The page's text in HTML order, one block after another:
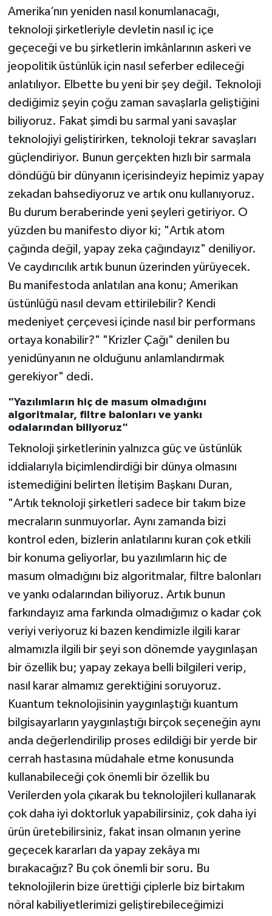
Amerika’nın yeniden nasıl konumlanacağı,
teknoloji şirketleriyle devletin nasıl iç içe
geçeceği ve bu şirketlerin imkânlarının askeri ve
jeopolitik üstünlük için nasıl seferber edileceği
anlatılıyor. Elbette bu yeni bir şey değil. Teknoloji
dediğimiz şeyin çoğu zaman savaşlarla geliştiğini
biliyoruz. Fakat şimdi bu sarmal yani savaşlar
teknolojiyi geliştirirken, teknoloji tekrar savaşları
güçlendiriyor. Bunun gerçekten hızlı bir sarmala
döndüğü bir dünyanın içerisindeyiz hepimiz yapay
zekadan bahsediyoruz ve artık onu kullanıyoruz.
Bu durum beraberinde yeni şeyleri getiriyor. O
yüzden bu manifesto diyor ki; "Artık atom
çağında değil, yapay zeka çağındayız" deniliyor.
Ve caydırıcılık artık bunun üzerinden yürüyecek.
Bu manifestoda anlatılan ana konu; Amerikan
üstünlüğü nasıl devam ettirilebilir? Kendi
medeniyet çerçevesi içinde nasıl bir performans
ortaya konabilir?" "Krizler Çağı" denilen bu
yenidünyanın ne olduğunu anlamlandırmak
gerekiyor" dedi.
"Yazılımların hiç de masum olmadığını
algoritmalar, filtre balonları ve yankı
odalarından biliyoruz"
Teknoloji şirketlerinin yalnızca güç ve üstünlük
iddialarıyla biçimlendirdiği bir dünya olmasını
istemediğini belirten İletişim Başkanı Duran,
"Artık teknoloji şirketleri sadece bir takım bize
mecraların sunmuyorlar. Aynı zamanda bizi
kontrol eden, bizlerin anlatılarını kuran çok etkili
bir konuma geliyorlar, bu yazılımların hiç de
masum olmadığını biz algoritmalar, filtre balonları
ve yankı odalarından biliyoruz. Artık bunun
farkındayız ama farkında olmadığımız o kadar çok
veriyi veriyoruz ki bazen kendimizle ilgili karar
almamızla ilgili bir şeyi son dönemde yaygınlaşan
bir özellik bu; yapay zekaya belli bilgileri verip,
nasıl karar almamız gerektiğini soruyoruz.
Kuantum teknolojisinin yaygınlaştığı kuantum
bilgisayarların yaygınlaştığı birçok seçeneğin aynı
anda değerlendirilip proses edildiği bir yerde bir
cerrah hastasına müdahale etme konusunda
kullanabileceği çok önemli bir özellik bu
Verilerden yola çıkarak bu teknolojileri kullanarak
çok daha iyi doktorluk yapabilirsiniz, çok daha iyi
ürün üretebilirsiniz, fakat insan olmanın yerine
geçecek kararları da yapay zekâya mı
bırakacağız? Bu çok önemli bir soru. Bu
teknolojilerin bize ürettiği çiplerle biz birtakım
nöral kabiliyetlerimizi geliştirebileceğimizi